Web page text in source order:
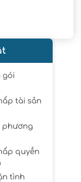
gói
tài sản
phương
quyền
tình